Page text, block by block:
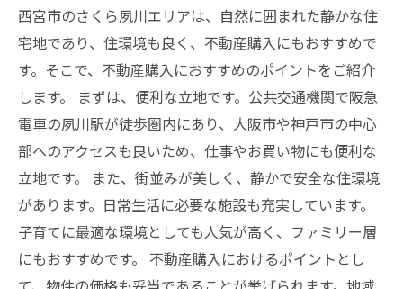
西宮市のさくら夙川エリアは、自然に囲まれた静かな住
宅地であり、住環境も良く、不動産購入にもおすすめで
す。そこで、不動産購入におすすめのポイントをご紹介
します。 まずは、便利な立地です。公共交通機関で阪急
電車の夙川駅が徒歩圏内にあり、大阪市や神戸市の中心
部へのアクセスも良いため、仕事やお買い物にも便利な
立地です。 また、街並みが美しく、静かで安全な住環境
があります。日常生活に必要な施設も充実しています。
子育てに最適な環境としても人気が高く、ファミリー層
にもおすすめです。 不動産購入におけるポイントとし